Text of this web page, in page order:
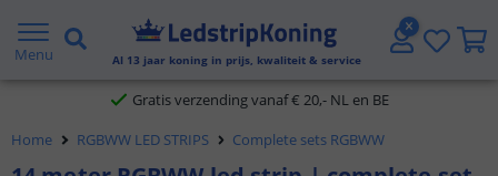
Menu Al 13 jaar koning in prijs, kwaliteit & service
5 jaar garantie
Gratis verzending vanaf € 20,- NL en BE
Klantbeoordeling 9.1
Home RGBWW LED STRIPS Complete sets RGBWW